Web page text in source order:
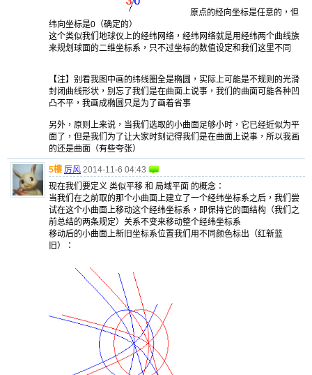
原点的经向坐标是任意的，但
纬向坐标是0（确定的）
这个类似我们地球仪上的经纬网络，经纬网络就是用经纬两个曲线族
来规划球面的二维坐标系，只不过坐标的数值设定和我们这里不同
【注】别看我图中画的纬线圈全是椭圆，实际上可能是不规则的光滑
封闭曲线形状，别忘了我们是在曲面上说事，我们的曲面可能各种凹
凸不平，我画成椭圆只是为了画着省事
另外，原则上来说，当我们选取的小曲面足够小时，它已经近似为平
面了，但是我们为了让大家时刻记得我们是在曲面上说事，所以我画
的还是曲面（有些夸张）
5樓 厉风 2014-11-6 04:43
现在我们要定义 类似平移 和 局域平面 的概念：
当我们在之前取的那个小曲面上建立了一个经纬坐标系之后，我们尝
试在这个小曲面上移动这个经纬坐标系，即保持它的面结构（我们之
前总结的两条规定）关系不变来移动整个经纬坐标系
移动后的小曲面上新旧坐标系位置我们用不同颜色标出（红新蓝
旧）：